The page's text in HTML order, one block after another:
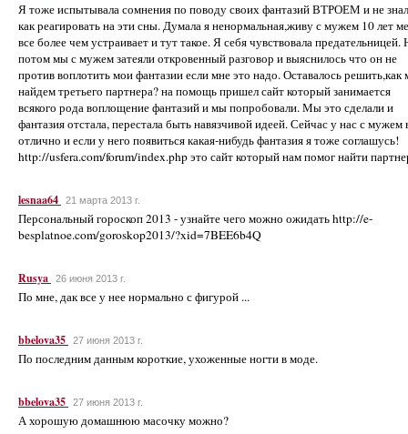
Я тоже испытывала сомнения по поводу своих фантазий ВТРОЕМ и не
как реагировать на эти сны. Думала я ненормальная,живу с мужем 10 лет
все более чем устраивает и тут такое. Я себя чувствовала предательницей.
потом мы с мужем затеяли откровенный разговор и выяснилось что он не
против воплотить мои фантазии если мне это надо. Оставалось решить,как
найдем третьего партнера? на помощь пришел сайт который занимается
всякого рода воплощение фантазий и мы попробовали. Мы это сделали и
фантазия отстала, перестала быть навязчивой идеей. Сейчас у нас с мужем
отлично и если у него появиться какая-нибудь фантазия я тоже соглашусь!
http://usfera.com/forum/index.php это сайт который нам помог найти
lesnaa64 21 марта 2013 г.
Персональный гороскоп 2013 - узнайте чего можно ожидать http://e-
besplatnoe.com/goroskop2013/?xid=7BEE6b4Q
Rusya 26 июня 2013 г.
По мне, дак все у нее нормально с фигурой ...
bbelova35 27 июня 2013 г.
По последним данным короткие, ухоженные ногти в моде.
bbelova35 27 июня 2013 г.
А хорошую домашнюю масочку можно?